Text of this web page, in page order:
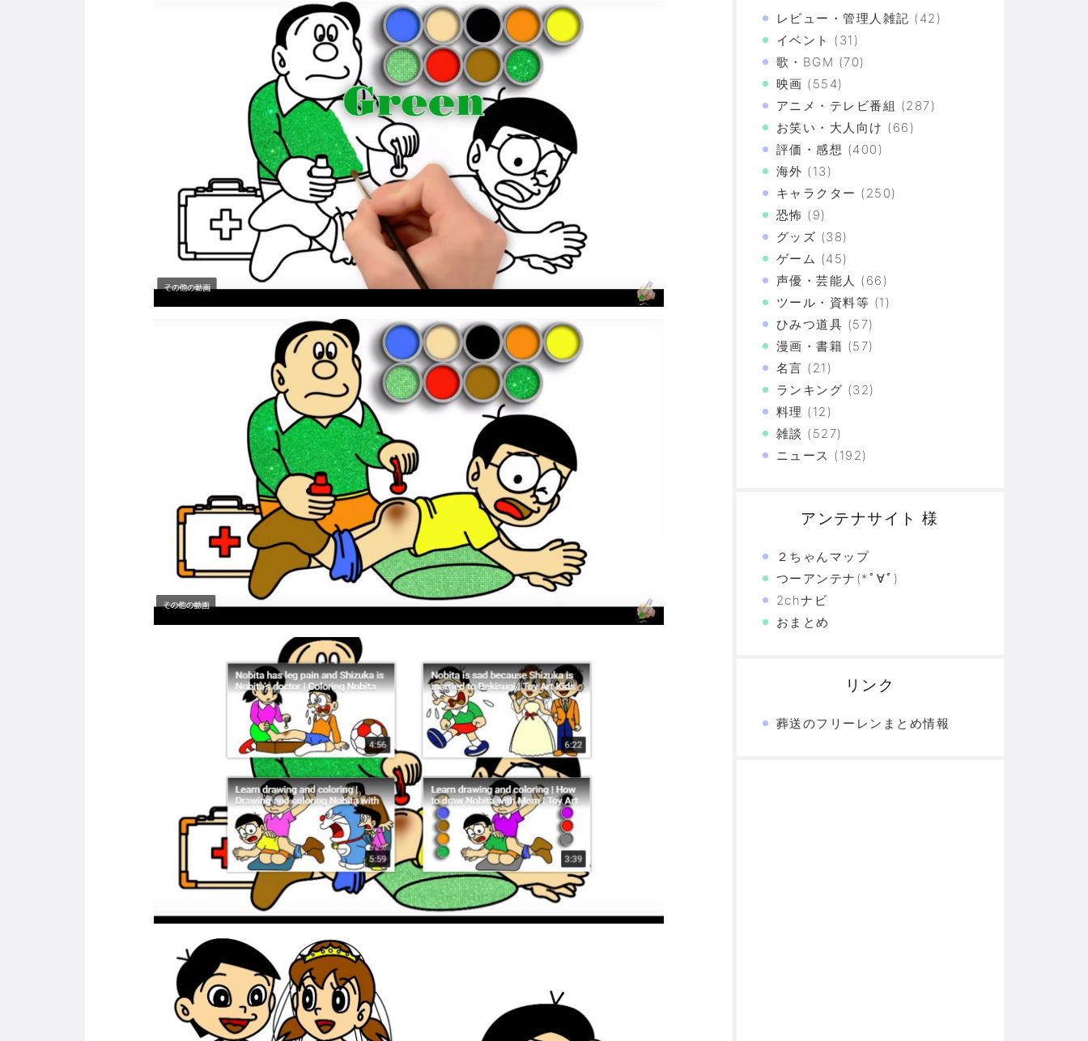
レビュー・管理人雑記 (42)
イベント (31)
歌・BGM (70)
映画 (554)
アニメ・テレビ番組 (287)
お笑い・大人向け (66)
評価・感想 (400)
海外 (13)
キャラクター (250)
恐怖 (9)
グッズ (38)
ゲーム (45)
声優・芸能人 (66)
ツール・資料等 (1)
ひみつ道具 (57)
漫画・書籍 (57)
名言 (21)
ランキング (32)
料理 (12)
雑談 (527)
ニュース (192)
アンテナサイト 様
２ちゃんマップ
つーアンテナ(*ﾟ∀ﾟ)
2chナビ
おまとめ
リンク
葬送のフリーレンまとめ情報